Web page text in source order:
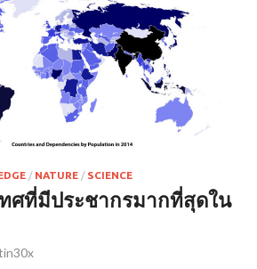
/ NATURE / SCIENCE
ศที่มีประชากรมากที่สุดใน